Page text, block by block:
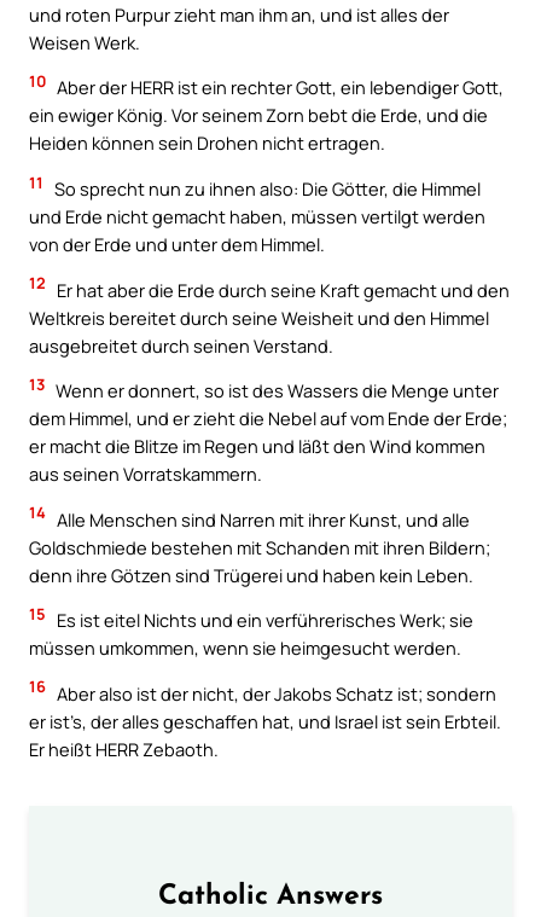
und roten Purpur zieht man ihm an, und ist alles der
Weisen Werk.
10 Aber der HERR ist ein rechter Gott, ein lebendiger Gott,
ein ewiger König. Vor seinem Zorn bebt die Erde, und die
Heiden können sein Drohen nicht ertragen.
11
So sprecht nun zu ihnen also: Die Götter, die Himmel
und Erde nicht gemacht haben, müssen vertilgt werden
von der Erde und unter dem Himmel.
12
Er hat aber die Erde durch seine Kraft gemacht und den
Weltkreis bereitet durch seine Weisheit und den Himmel
ausgebreitet durch seinen Verstand.
13 Wenn er donnert, so ist des Wassers die Menge unter
dem Himmel, und er zieht die Nebel auf vom Ende der Erde;
er macht die Blitze im Regen und läßt den Wind kommen
aus seinen Vorratskammern.
14 Alle Menschen sind Narren mit ihrer Kunst, und alle
Goldschmiede bestehen mit Schanden mit ihren Bildern;
denn ihre Götzen sind Trügerei und haben kein Leben.
15
Es ist eitel Nichts und ein verführerisches Werk; sie
müssen umkommen, wenn sie heimgesucht werden.
16 Aber also ist der nicht, der Jakobs Schatz ist; sondern
er ist’s, der alles geschaffen hat, und Israel ist sein Erbteil.
Er heißt HERR Zebaoth.
Catholic Answers